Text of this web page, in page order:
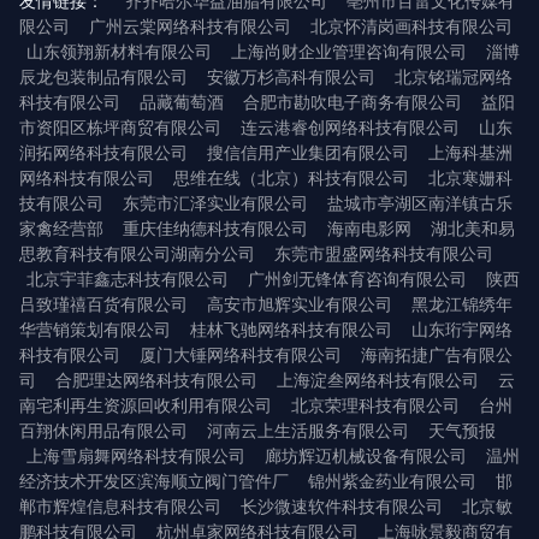
限公司
广州云棠网络科技有限公司
北京怀清岗画科技有限公司
山东领翔新材料有限公司
上海尚财企业管理咨询有限公司
淄博
辰龙包装制品有限公司
安徽万杉高科有限公司
北京铭瑞冠网络
科技有限公司
品藏葡萄酒 合肥市勘吹电子商务有限公司
益阳
市资阳区栋坪商贸有限公司
连云港睿创网络科技有限公司
山东
润拓网络科技有限公司
搜信信用产业集团有限公司
上海科基洲
网络科技有限公司
思维在线（北京）科技有限公司
北京寒姗科
技有限公司
东莞市汇泽实业有限公司
盐城市亭湖区南洋镇古乐
家禽经营部
重庆佳纳德科技有限公司 海南电影网
湖北美和易
思教育科技有限公司湖南分公司
东莞市盟盛网络科技有限公司
北京宇菲鑫志科技有限公司
广州剑无锋体育咨询有限公司
陕西
吕致瑾禧百货有限公司
高安市旭辉实业有限公司
黑龙江锦绣年
华营销策划有限公司
桂林飞驰网络科技有限公司
山东珩宇网络
科技有限公司
厦门大锤网络科技有限公司
海南拓捷广告有限公
司
合肥理达网络科技有限公司 上海淀叁网络科技有限公司
云
南宅利再生资源回收利用有限公司
北京荣理科技有限公司
台州
百翔休闲用品有限公司
河南云上生活服务有限公司
天气预报
上海雪扇舞网络科技有限公司
廊坊辉迈机械设备有限公司
温州
经济技术开发区滨海顺立阀门管件厂
锦州紫金药业有限公司
邯
郸市辉煌信息科技有限公司
长沙微速软件科技有限公司
北京敏
鹏科技有限公司
杭州卓家网络科技有限公司 上海咏景毅商贸有